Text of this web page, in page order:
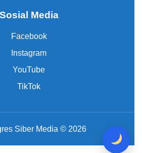
Sosial Media
Facebook
Instagram
YouTube
TikTok
Siber Media © 2026